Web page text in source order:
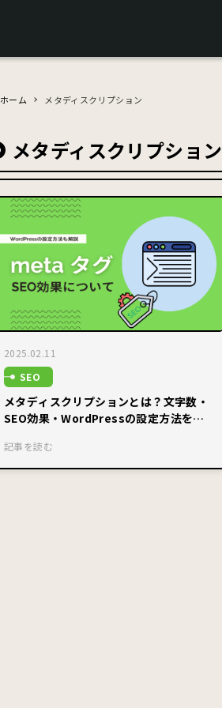
ホーム メタディスクリプション
メタディスクリプション
2025.02.11
SEO
メタディスクリプションとは？文字数・
SEO効果・WordPressの設定方法を解
記事を読む